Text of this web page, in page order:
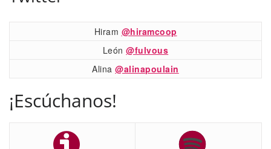
Hiram @hiramcoop
León@fulvous
Alina@alinapoulain
¡Escúchanos!